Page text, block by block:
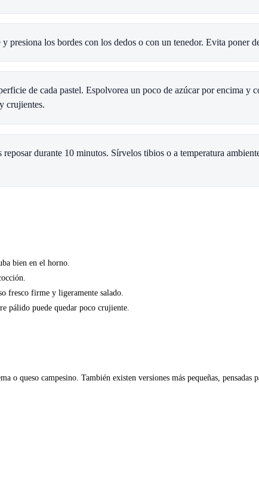
presiona los bordes con los dedos o con un tenedor. Evita poner
de cada pastel. Espolvorea un poco de azúcar por encima y
crujientes.
reposar durante 10 minutos. Sírvelos tibios o a temperatura
bien en el horno.
fresco firme y ligeramente salado.
pálido puede quedar poco crujiente.
o queso campesino. También existen versiones más pequeñas,